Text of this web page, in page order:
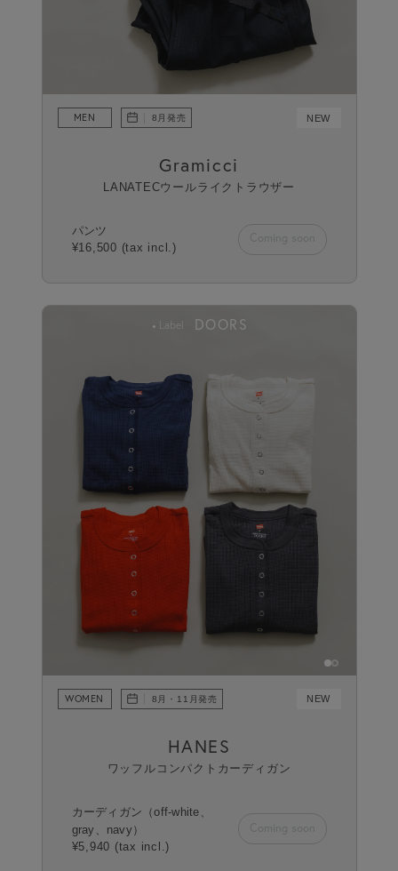
MEN 8月発売 NEW
Gramicci
LANATECウールライクトラウザー
パンツ
¥16,500 (tax incl.)
Coming soon
Label DOORS
WOMEN 8月・11月発売 NEW
HANES
ワッフルコンパクトカーディガン
カーディガン（off-white、
gray、navy）
¥5,940 (tax incl.)
Coming soon